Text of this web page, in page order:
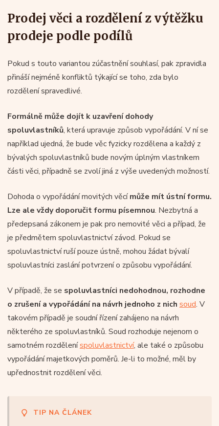
Prodej věci a rozdělení z výtěžku
prodeje podle podílů
Pokud s touto variantou zúčastnění souhlasí, pak zpravidla
přináší nejméně konfliktů týkající se toho, zda bylo
rozdělení spravedlivé.
Formálně může dojít k uzavření dohody
spoluvlastníků, která upravuje způsob vypořádání. V ní se
například ujedná, že bude věc fyzicky rozdělena a každý z
bývalých spoluvlastníků bude novým úplným vlastníkem
části věci, případně se zvolí jiná z výše uvedených možností.
Dohoda o vypořádání movitých věcímůže mít ústní formu.
Lze ale vždy doporučit formu písemnou. Nezbytná a
předepsaná zákonem je pak pro nemovité věci a případ, že
je předmětem spoluvlastnictví závod. Pokud se
spoluvlastnictví ruší pouze ústně, mohou žádat bývalí
spoluvlastníci zaslání potvrzení o způsobu vypořádání.
V případě, že se spoluvlastníci nedohodnou, rozhodne
o zrušení a vypořádání na návrh jednoho z nich soud. V
takovém případě je soudní řízení zahájeno na návrh
některého ze spoluvlastníků. Soud rozhoduje nejenom o
samotném rozděleníspoluvlastnictví, ale také o způsobu
vypořádání majetkových poměrů. Je-li to možné, měl by
upřednostnit rozdělení věci.
TIP NA ČLÁNEK